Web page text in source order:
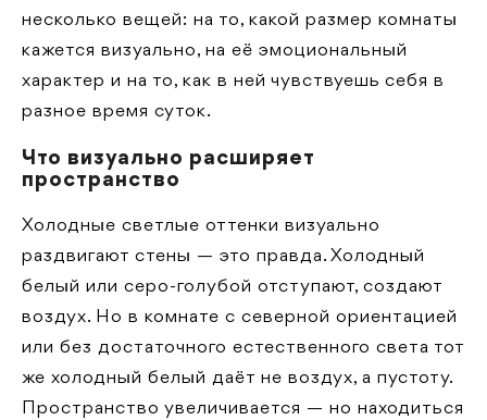
несколько вещей: на то, какой размер комнаты
кажется визуально, на её эмоциональный
характер и на то, как в ней чувствуешь себя в
разное время суток.
Что визуально расширяет
пространство
Холодные светлые оттенки визуально
раздвигают стены — это правда. Холодный
белый или серо-голубой отступают, создают
воздух. Но в комнате с северной ориентацией
или без достаточного естественного света тот
же холодный белый даёт не воздух, а пустоту.
Пространство увеличивается — но находиться